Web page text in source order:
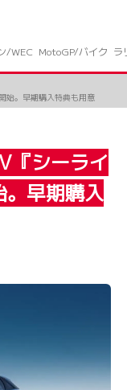
/WEC MotoGP/バイク ラ
始。早期購入特典も用意
『シーライ
。早期購入